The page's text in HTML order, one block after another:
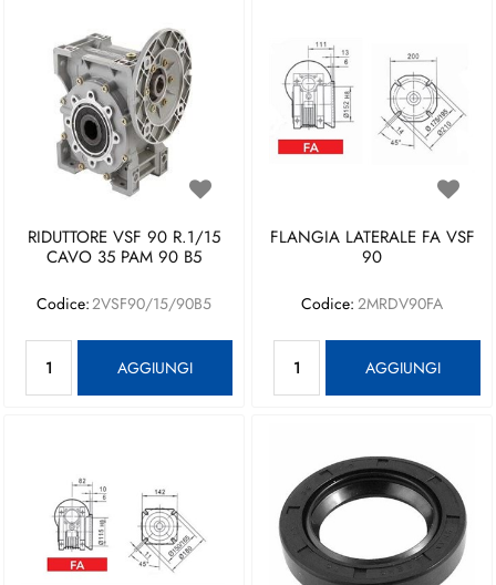
RIDUTTORE VSF 90 R.1/15
CAVO 35 PAM 90 B5
Codice:2VSF90/15/90B5
AGGIUNGI
FLANGIA LATERALE FA VSF
90
Codice: 2MRDV90FA
AGGIUNGI